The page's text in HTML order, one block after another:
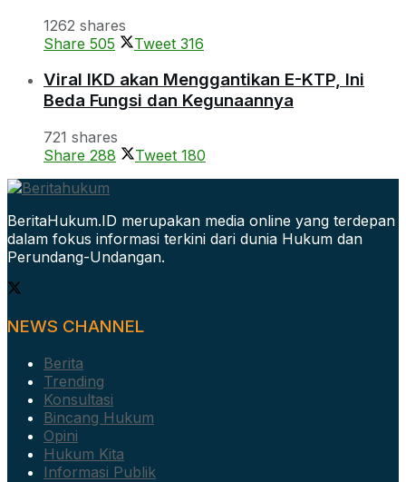
1262 shares
Share 505 Tweet 316
Viral IKD akan Menggantikan E-KTP, Ini
Beda Fungsi dan Kegunaannya
721 shares
Share 288 Tweet 180
BeritaHukum.ID merupakan media online yang terdepan
dalam fokus informasi terkini dari dunia Hukum dan
Perundang-Undangan.
NEWS CHANNEL
Berita
Trending
Konsultasi
Bincang Hukum
Opini
Hukum Kita
Informasi Publik